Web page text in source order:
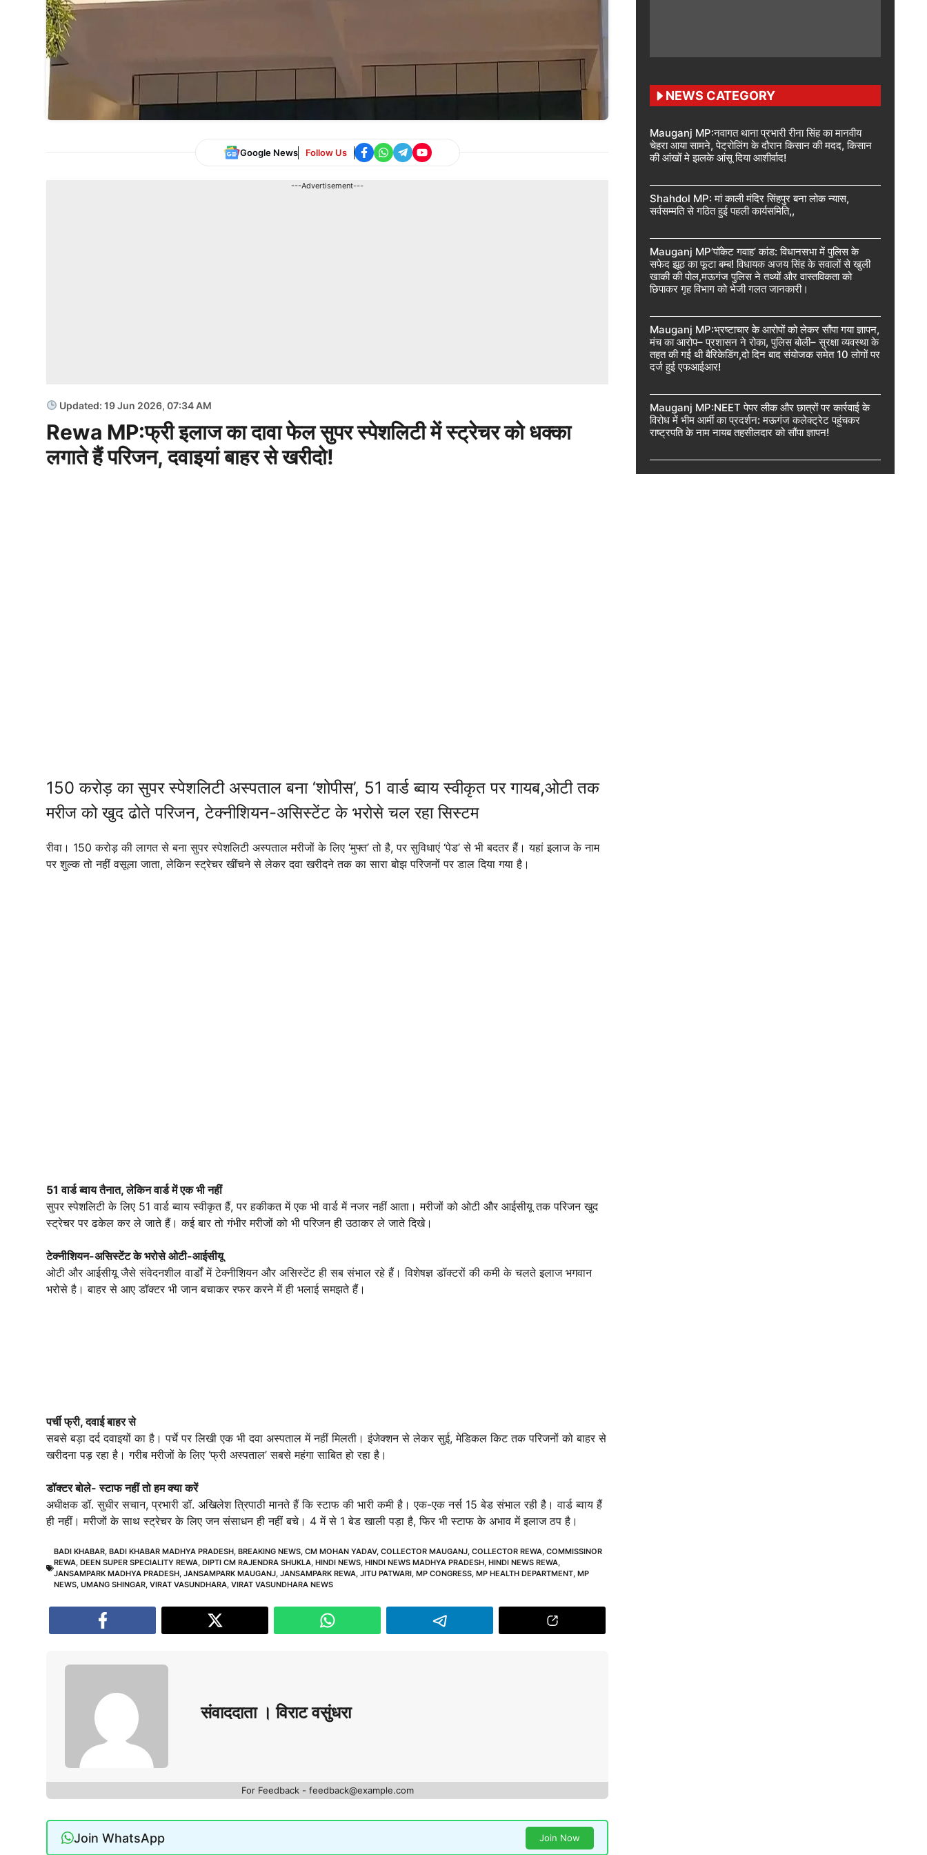
Google News Follow Us
---Advertisement---
Updated: 19 Jun 2026, 07:34 AM
Rewa MP:फ्री इलाज का दावा फेल सुपर स्पेशलिटी में स्ट्रेचर को धक्का
लगाते हैं परिजन, दवाइयां बाहर से खरीदो!
150 करोड़ का सुपर स्पेशलिटी अस्पताल बना ‘शोपीस’, 51 वार्ड ब्वाय स्वीकृत पर गायब,ओटी तक
मरीज को खुद ढोते परिजन, टेक्नीशियन-असिस्टेंट के भरोसे चल रहा सिस्टम
रीवा। 150 करोड़ की लागत से बना सुपर स्पेशलिटी अस्पताल मरीजों के लिए ‘मुफ्त’ तो है, पर सुविधाएं ‘पेड’ से भी बदतर हैं। यहां इलाज के नाम
पर शुल्क तो नहीं वसूला जाता, लेकिन स्ट्रेचर खींचने से लेकर दवा खरीदने तक का सारा बोझ परिजनों पर डाल दिया गया है।
51 वार्ड ब्वाय तैनात, लेकिन वार्ड में एक भी नहीं
सुपर स्पेशलिटी के लिए 51 वार्ड ब्वाय स्वीकृत हैं, पर हकीकत में एक भी वार्ड में नजर नहीं आता। मरीजों को ओटी और आईसीयू तक परिजन खुद
स्ट्रेचर पर ढकेल कर ले जाते हैं। कई बार तो गंभीर मरीजों को भी परिजन ही उठाकर ले जाते दिखे।
टेक्नीशियन-असिस्टेंट के भरोसे ओटी-आईसीयू
ओटी और आईसीयू जैसे संवेदनशील वार्डों में टेक्नीशियन और असिस्टेंट ही सब संभाल रहे हैं। विशेषज्ञ डॉक्टरों की कमी के चलते इलाज भगवान
भरोसे है। बाहर से आए डॉक्टर भी जान बचाकर रफर करने में ही भलाई समझते हैं।
पर्ची फ्री, दवाई बाहर से
सबसे बड़ा दर्द दवाइयों का है। पर्चे पर लिखी एक भी दवा अस्पताल में नहीं मिलती। इंजेक्शन से लेकर सुई, मेडिकल किट तक परिजनों को बाहर से
खरीदना पड़ रहा है। गरीब मरीजों के लिए ‘फ्री अस्पताल’ सबसे महंगा साबित हो रहा है।
डॉक्टर बोले- स्टाफ नहीं तो हम क्या करें
अधीक्षक डॉ. सुधीर सचान, प्रभारी डॉ. अखिलेश त्रिपाठी मानते हैं कि स्टाफ की भारी कमी है। एक-एक नर्स 15 बेड संभाल रही है। वार्ड ब्वाय हैं
ही नहीं। मरीजों के साथ स्ट्रेचर के लिए जन संसाधन ही नहीं बचे। 4 में से 1 बेड खाली पड़ा है, फिर भी स्टाफ के अभाव में इलाज ठप है।
BADI KHABAR, BADI KHABAR MADHYA PRADESH, BREAKING NEWS, CM MOHAN YADAV, COLLECTOR MAUGANJ, COLLECTOR REWA, COMMISSINOR
REWA, DEEN SUPER SPECIALITY REWA, DIPTI CM RAJENDRA SHUKLA, HINDI NEWS, HINDI NEWS MADHYA PRADESH, HINDI NEWS REWA,
JANSAMPARK MADHYA PRADESH, JANSAMPARK MAUGANJ, JANSAMPARK REWA, JITU PATWARI, MP CONGRESS, MP HEALTH DEPARTMENT, MP
NEWS, UMANG SHINGAR, VIRAT VASUNDHARA, VIRAT VASUNDHARA NEWS
संवाददाता । विराट वसुंधरा
For Feedback - feedback@example.com
Join WhatsApp Join Now
NEWS CATEGORY
Mauganj MP:नवागत थाना प्रभारी रीना सिंह का मानवीय
चेहरा आया सामने, पेट्रोलिंग के दौरान किसान की मदद, किसान
की आंखों मे झलके आंसू दिया आशीर्वाद!
Shahdol MP: मां काली मंदिर सिंहपुर बना लोक न्यास,
सर्वसम्मति से गठित हुई पहली कार्यसमिति,,
Mauganj MP’पॉकेट गवाह’ कांड: विधानसभा में पुलिस के
सफेद झूठ का फूटा बम्ब! विधायक अजय सिंह के सवालों से खुली
खाकी की पोल,मऊगंज पुलिस ने तथ्यों और वास्तविकता को
छिपाकर गृह विभाग को भेजी गलत जानकारी।
Mauganj MP:भ्रष्टाचार के आरोपों को लेकर सौंपा गया ज्ञापन,
मंच का आरोप– प्रशासन ने रोका, पुलिस बोली– सुरक्षा व्यवस्था के
तहत की गई थी बैरिकेडिंग,दो दिन बाद संयोजक समेत 10 लोगों पर
दर्ज हुई एफआईआर!
Mauganj MP:NEET पेपर लीक और छात्रों पर कार्रवाई के
विरोध में भीम आर्मी का प्रदर्शन: मऊगंज कलेक्ट्रेट पहुंचकर
राष्ट्रपति के नाम नायब तहसीलदार को सौंपा ज्ञापन!